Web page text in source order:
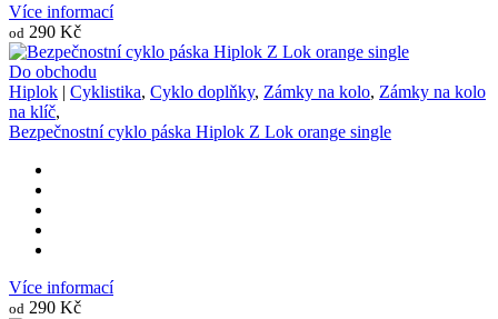
Více informací
od 290 Kč
Do obchodu
Hiplok | Cyklistika, Cyklo doplňky, Zámky na kolo, Zámky na kolo
na klíč,
Bezpečnostní cyklo páska Hiplok Z Lok orange single
Více informací
od 290 Kč